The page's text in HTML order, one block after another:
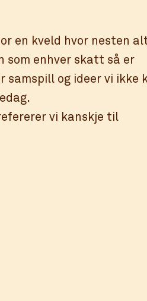
en kveld hvor nesten
som enhver skatt så er
og ideer vi ikke
vi kanskje til